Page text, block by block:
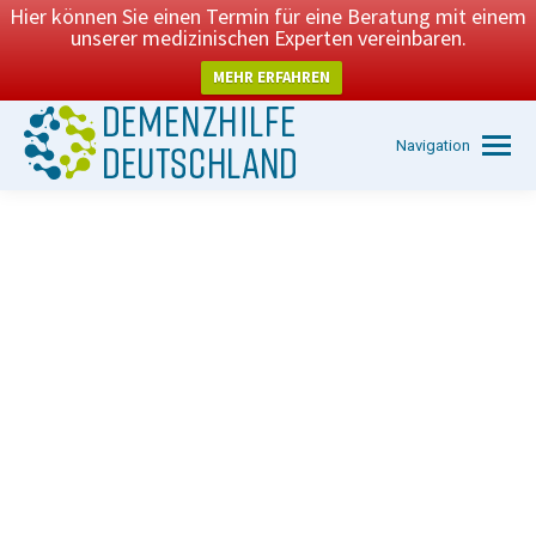
Hier können Sie einen Termin für eine Beratung mit einem
unserer medizinischen Experten vereinbaren.
MEHR ERFAHREN
Navigation